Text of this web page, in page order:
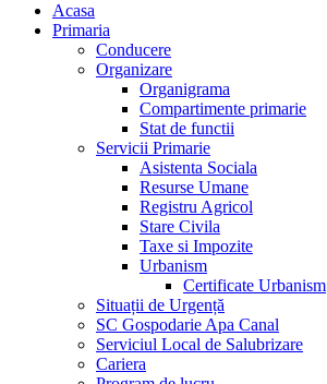
Acasa
Primaria
Conducere
Organizare
Organigrama
Compartimente primarie
Stat de functii
Servicii Primarie
Asistenta Sociala
Resurse Umane
Registru Agricol
Stare Civila
Taxe si Impozite
Urbanism
Certificate Urbanism
Situații de Urgență
SC Gospodarie Apa Canal
Serviciul Local de Salubrizare
Cariera